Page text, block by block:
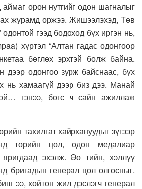
орон нутгийг одон шагналыг
журамд оржээ. Жишээлэхэд, Төв
одонтой гээд бодоход бүх иргэн нь,
хүртэл “Алтан гадас одонгоор
бөглөх эрхтэй болж байна.
дээр одонгоо зурж байснаас, бүх
нь хамаагүй дээр биз дээ. Манай
гэнээ, бөгс ч сайн ажиллаж
тахилгат хайрхануудыг зүгээр
төрийн цол, одон медалиар
эхэлж. Өө тийн, хэллүү
бригадын генерал цол олгосныг.
ээ, хойтон жил дэслэгч генерал